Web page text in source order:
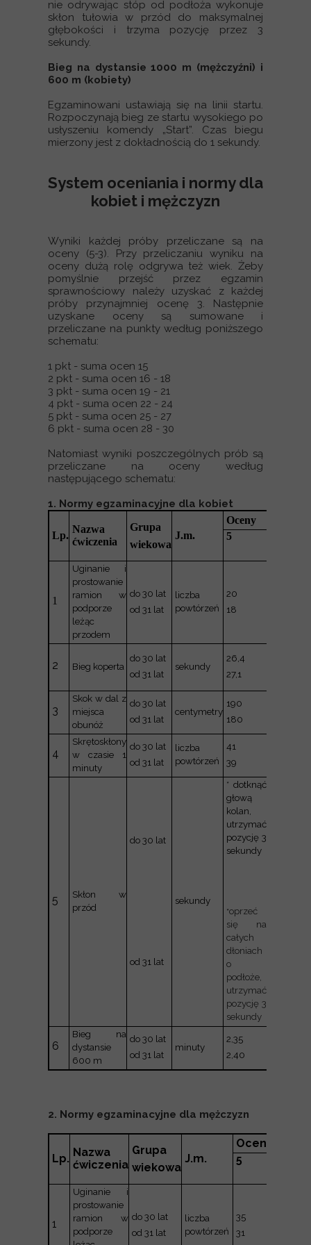
nie odrywając stóp od podłoża wykonuje
skłon tułowia w przód do maksymalnej
głębokości i trzyma pozycję przez 3
sekundy.
Bieg na dystansie 1000 m (mężczyźni) i
600 m (kobiety)
Egzaminowani ustawiają się na linii startu.
Rozpoczynają bieg ze startu wysokiego po
usłyszeniu komendy „Start”. Czas biegu
mierzony jest z dokładnością do 1 sekundy.
System oceniania i normy dla
kobiet i mężczyzn
Wyniki każdej próby przeliczane są na
oceny (5-3). Przy przeliczaniu wyniku na
oceny dużą rolę odgrywa też wiek. Żeby
pomyślnie przejść przez egzamin
sprawnościowy należy uzyskać z każdej
próby przynajmniej ocenę 3. Następnie
uzyskane oceny są sumowane i
przeliczane na punkty według poniższego
schematu:
1 pkt - suma ocen 15
2 pkt - suma ocen 16 - 18
3 pkt - suma ocen 19 - 21
4 pkt - suma ocen 22 - 24
5 pkt - suma ocen 25 - 27
6 pkt - suma ocen 28 - 30
Natomiast wyniki poszczególnych prób są
przeliczane na oceny według
następującego schematu:
1. Normy egzaminacyjne dla kobiet
Lp.
Nazwa
ćwiczenia
Grupa
wiekowa
J.m.
Oceny
5
1
Uginanie i
prostowanie
ramion w
podporze
leżąc
przodem
do 30 lat
od 31 lat
liczba
powtórzeń
20
18
2 Bieg koperta
do 30 lat
od 31 lat
sekundy
26,4
27,1
3
Skok w dal z
miejsca
obunóż
do 30 lat
od 31 lat
centymetry
190
180
4
Skrętoskłony
w czasie 1
minuty
do 30 lat
od 31 lat
liczba
powtórzeń
41
39
5
Skłon w
przód
do 30 lat
od 31 lat
sekundy
* dotknąć
głową
kolan,
utrzymać
pozycję 3
sekundy
*oprzeć
się na
całych
dłoniach
o
podłoże,
utrzymać
pozycję 3
sekundy
6
Bieg na
dystansie
600 m
do 30 lat
od 31 lat
minuty
2,35
2,40
2. Normy egzaminacyjne dla mężczyzn
Lp. Nazwa
ćwiczenia
Grupa
wiekowa
J.m.
Oceny
5
1
Uginanie i
prostowanie
ramion w
podporze
do 30 lat
od 31 lat
liczba
powtórzeń
35
31